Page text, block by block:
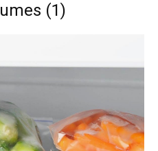
(1)